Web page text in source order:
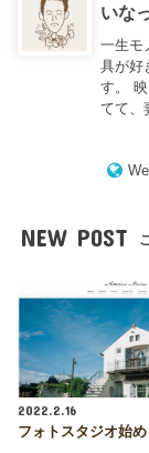
いな
一生モ
具が好
す。
てて、
NEW POST
2022.2.16
フォトスタジオ始